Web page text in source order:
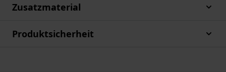
Zusatzmaterial
Produktsicherheit